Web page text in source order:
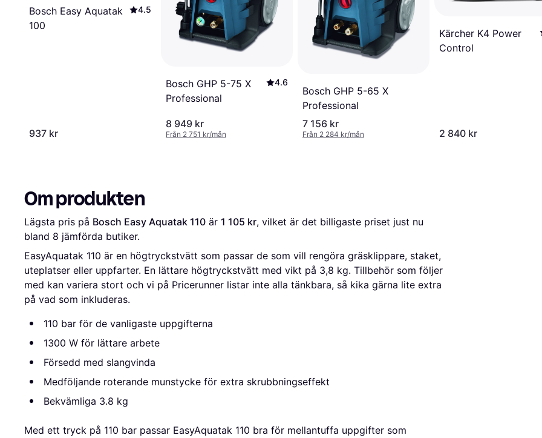
Bosch Easy Aquatak
100
4.5
937 kr
Bosch GHP 5-75 X
Professional
4.6
8 949 kr
Från 2 751 kr/mån
Bosch GHP 5-65 X
Professional
7 156 kr
Från 2 284 kr/mån
Kärcher K4 Power
Control
2 840 kr
Om produkten
Lägsta pris på Bosch Easy Aquatak 110 är 1 105 kr, vilket är det billigaste priset just nu
bland 8 jämförda butiker.
EasyAquatak 110 är en högtryckstvätt som passar de som vill rengöra gräsklippare, staket,
uteplatser eller uppfarter. En lättare högtryckstvätt med vikt på 3,8 kg. Tillbehör som följer
med kan variera stort och vi på Pricerunner listar inte alla tänkbara, så kika gärna lite extra
på vad som inkluderas.
110 bar för de vanligaste uppgifterna
1300 W för lättare arbete
Försedd med slangvinda
Medföljande roterande munstycke för extra skrubbningseffekt
Bekvämliga 3.8 kg
Med ett tryck på 110 bar passar EasyAquatak 110 bra för mellantuffa uppgifter som